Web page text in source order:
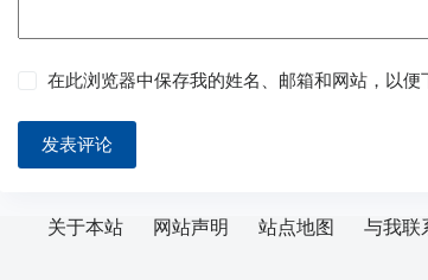
在此浏览器中保存我的姓名、邮箱和网站，以便
发表评论
关于本站 网站声明 站点地图
与我联